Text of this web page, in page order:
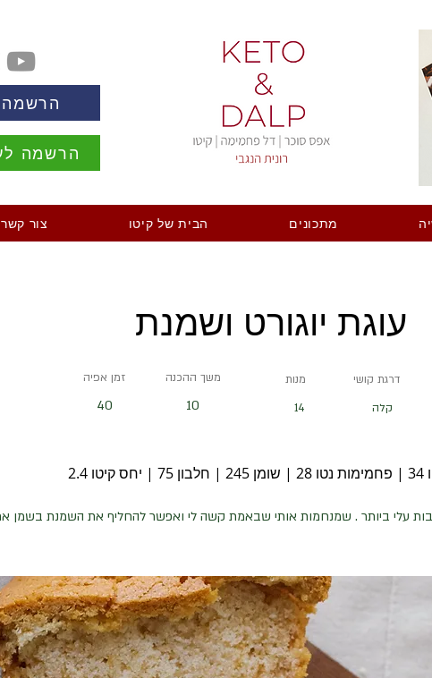
הרשמה
הרשמה
מתכונים הבית של קיטו צור קשר
עוגת יוגורט ושמנת
זמן אפיה
40
משך ההכנה
10
מנות
14
דרגת קושי
קלה
2.4
עלי ביותר . שמנחמות אותי שבאמת קשה לי ואפשר להחליף את השמנת בשמן